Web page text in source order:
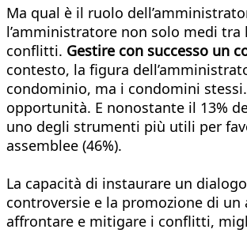
Ma qual è il ruolo
l’amministratore non solo medi
conflitti. Gestire con successo un
contesto, la figura
condominio, ma i condomini
opportunità. E nonostante il 13%
uno degli strumenti più utili per
assemblee (46%).
La capacità di instaurare un
controversie e la promozione di
affrontare e mitigare i conflitti,